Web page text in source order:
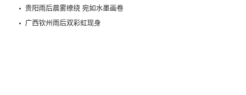
贵阳雨后晨雾缭绕 宛如水墨画卷
广西钦州雨后双彩虹现身